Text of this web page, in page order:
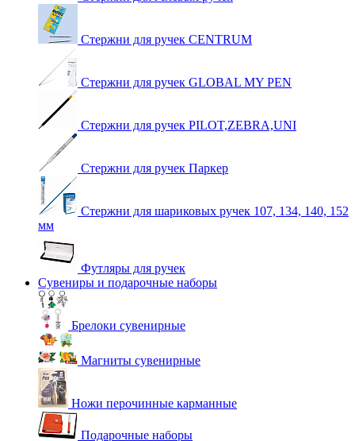
Стержни для ручек CENTRUM
Стержни для ручек GLOBAL MY PEN
Стержни для ручек PILOT,ZEBRA,UNI
Стержни для ручек Паркер
Стержни для шариковых ручек 107, 134, 140, 152
мм
Футляры для ручек
Сувениры и подарочные наборы
Брелоки сувенирные
Магниты сувенирные
Ножи перочинные карманные
Подарочные наборы